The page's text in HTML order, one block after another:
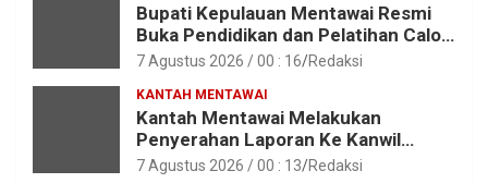
Bupati Kepulauan Mentawai Resmi
Buka Pendidikan dan Pelatihan Calon
Paskibraka Tahun 2026
7 Agustus 2026 / 00 : 16 Redaksi
KANTAH MENTAWAI
Kantah Mentawai Melakukan
Penyerahan Laporan Ke Kanwil
Kemen ATR/BPN RI Sumbar
7 Agustus 2026 / 00 : 13 Redaksi